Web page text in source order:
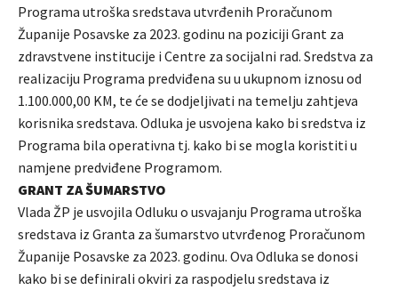
Programa utroška sredstava utvrđenih Proračunom
Županije Posavske za 2023. godinu na poziciji Grant za
zdravstvene institucije i Centre za socijalni rad. Sredstva za
realizaciju Programa predviđena su u ukupnom iznosu od
1.100.000,00 KM, te će se dodjeljivati na temelju zahtjeva
korisnika sredstava. Odluka je usvojena kako bi sredstva iz
Programa bila operativna tj. kako bi se mogla koristiti u
namjene predviđene Programom.
GRANT ZA ŠUMARSTVO
Vlada ŽP je usvojila Odluku o usvajanju Programa utroška
sredstava iz Granta za šumarstvo utvrđenog Proračunom
Županije Posavske za 2023. godinu. Ova Odluka se donosi
kako bi se definirali okviri za raspodjelu sredstava iz